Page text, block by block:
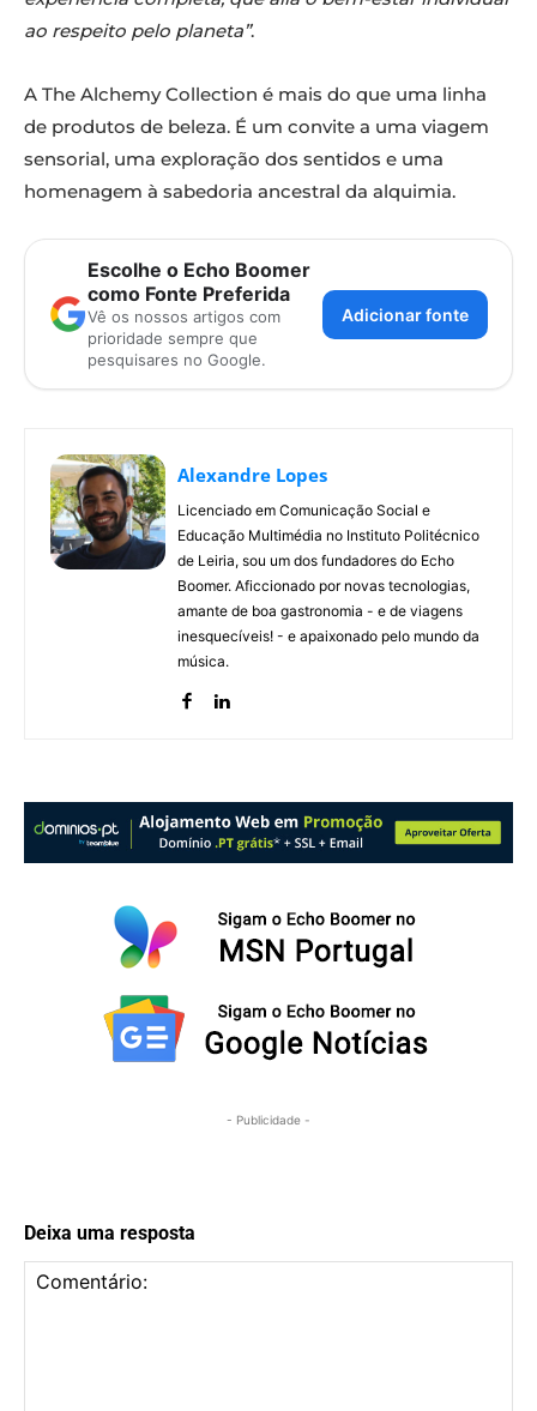
ao respeito pelo planeta”.
A The Alchemy Collection é mais do que uma linha
de produtos de beleza. É um convite a uma viagem
sensorial, uma exploração dos sentidos e uma
homenagem à sabedoria ancestral da alquimia.
Escolhe o Echo Boomer
como Fonte Preferida
Vê os nossos artigos com
prioridade sempre que
pesquisares no Google.
Adicionar fonte
Alexandre Lopes
Licenciado em Comunicação Social e
Educação Multimédia no Instituto Politécnico
de Leiria, sou um dos fundadores do Echo
Boomer. Aficcionado por novas tecnologias,
amante de boa gastronomia - e de viagens
inesquecíveis! - e apaixonado pelo mundo da
música.
- Publicidade -
Deixa uma resposta